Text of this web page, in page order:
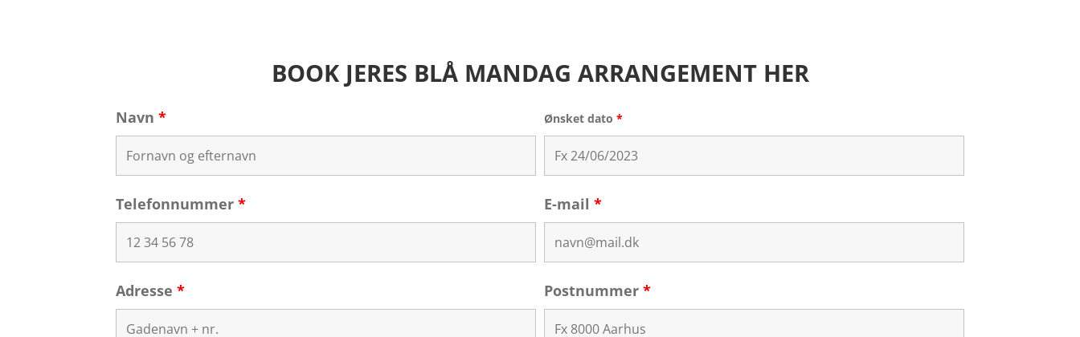
BOOK JERES BLÅ MANDAG ARRANGEMENT HER
Navn* Ønsket dato *
Telefonnummer* E-mail *
Adresse* Postnummer *